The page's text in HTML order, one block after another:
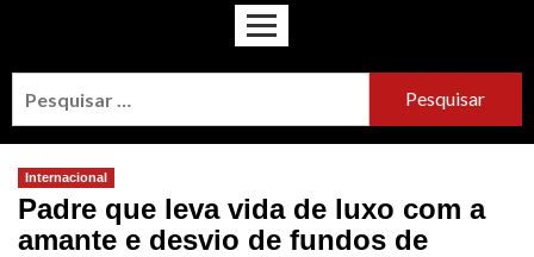
Internacional
Padre que leva vida de luxo com a
amante e desvio de fundos de